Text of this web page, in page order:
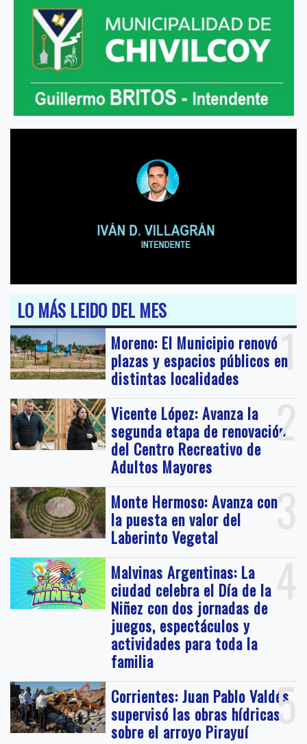
LO MÁS LEIDO DEL MES
1
Moreno: El Municipio renovó
plazas y espacios públicos en
distintas localidades
2
Vicente López: Avanza la
segunda etapa de renovación
del Centro Recreativo de
Adultos Mayores
3
Monte Hermoso: Avanza con
la puesta en valor del
Laberinto Vegetal
4
Malvinas Argentinas: La
ciudad celebra el Día de la
Niñez con dos jornadas de
juegos, espectáculos y
actividades para toda la
familia
5
Corrientes: Juan Pablo Valdés
supervisó las obras hídricas
sobre el arroyo Pirayuí